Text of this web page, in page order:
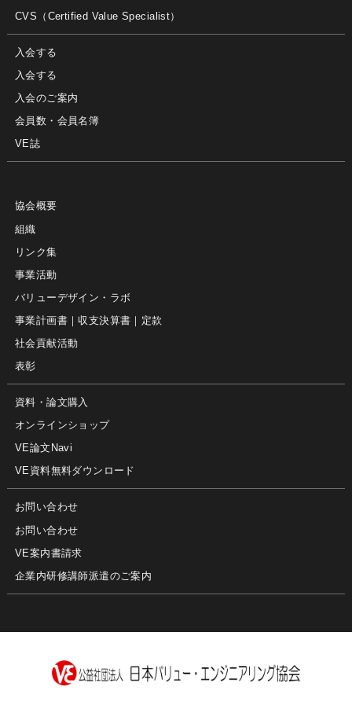
CVS（Certified Value Specialist）
入会する
入会する
入会のご案内
会員数・会員名簿
VE誌
協会概要
組織
リンク集
事業活動
バリューデザイン・ラボ
事業計画書｜収支決算書｜定款
社会貢献活動
表彰
資料・論文購入
オンラインショップ
VE論文Navi
VE資料無料ダウンロード
お問い合わせ
お問い合わせ
VE案内書請求
企業内研修講師派遣のご案内